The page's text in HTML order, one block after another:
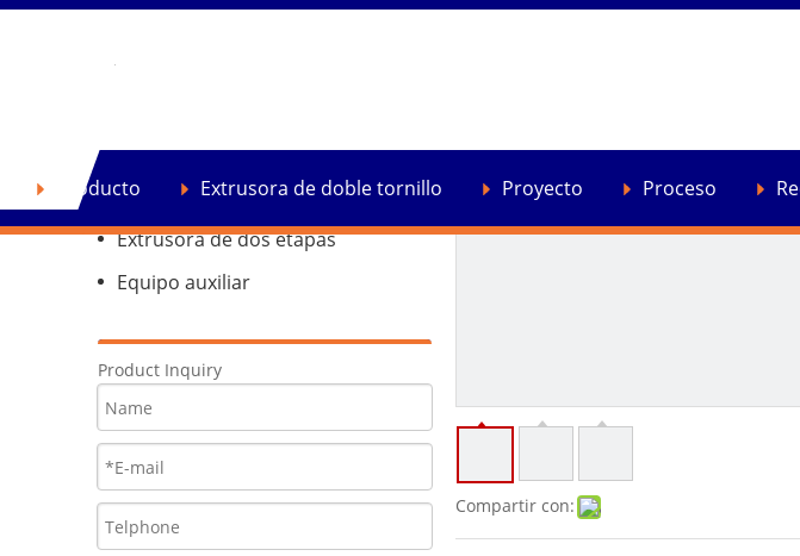
Producto Extrusora de doble tornillo Proyecto Proceso
Extrusora de doble tornillo
Extrusora de reciclaje de plástico
Extrusora de dos etapas
Equipo auxiliar
Product Inquiry
Compartir con: